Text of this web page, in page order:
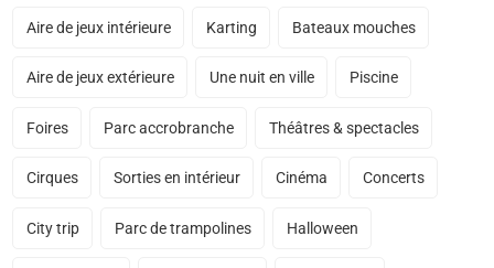
Aire de jeux intérieure Karting Bateaux mouches
Aire de jeux extérieure Une nuit en ville Piscine
Foires Parc accrobranche Théâtres & spectacles
Cirques Sorties en intérieur Cinéma Concerts
City trip Parc de trampolines Halloween